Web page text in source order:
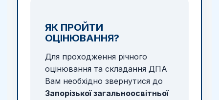
ЯК ПРОЙТИ
ОЦІНЮВАННЯ?
Для проходження річного
оцінювання та складання ДПА
Вам необхідно звернутися до
Запорізької загальноосвітньої